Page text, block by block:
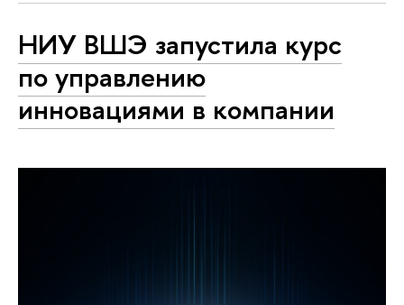
НИУ ВШЭ запустила курс
по управлению
инновациями в компании